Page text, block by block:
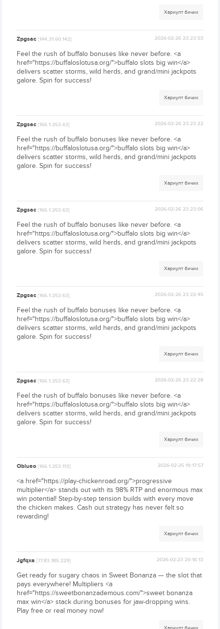
Хариулт бичих
Zpgsac[144.31.60.142] 2026-02-26 23:23:53
Feel the rush of buffalo bonuses like never before. <a
href="https://buffaloslotusa.org/">buffalo slots big win</a>
delivers scatter storms, wild herds, and grand/mini jackpots
galore. Spin for success!
Хариулт бичих
Zpgsac[166.1.253.63] 2026-02-26 23:23:22
Feel the rush of buffalo bonuses like never before. <a
href="https://buffaloslotusa.org/">buffalo slots big win</a>
delivers scatter storms, wild herds, and grand/mini jackpots
galore. Spin for success!
Хариулт бичих
Zpgsac[166.1.253.63] 2026-02-26 23:23:06
Feel the rush of buffalo bonuses like never before. <a
href="https://buffaloslotusa.org/">buffalo slots big win</a>
delivers scatter storms, wild herds, and grand/mini jackpots
galore. Spin for success!
Хариулт бичих
Zpgsac[166.1.253.63] 2026-02-26 23:22:45
Feel the rush of buffalo bonuses like never before. <a
href="https://buffaloslotusa.org/">buffalo slots big win</a>
delivers scatter storms, wild herds, and grand/mini jackpots
galore. Spin for success!
Хариулт бичих
Zpgsac[166.1.253.63] 2026-02-26 23:22:28
Feel the rush of buffalo bonuses like never before. <a
href="https://buffaloslotusa.org/">buffalo slots big win</a>
delivers scatter storms, wild herds, and grand/mini jackpots
galore. Spin for success!
Хариулт бичих
Oblueo[166.1.253.113] 2026-02-25 19:17:57
<a href="https://play-chickenroad.org/">progressive
multiplier</a> stands out with its 98% RTP and enormous max
win potential! Step-by-step tension builds with every move
the chicken makes. Cash out strategy has never felt so
rewarding!
Хариулт бичих
Jgfqxa[77.83.185.229] 2026-02-23 20:16:13
Get ready for sugary chaos in Sweet Bonanza — the slot that
pays everywhere! Multipliers <a
href="https://sweetbonanzademous.com/">sweet bonanza
max win</a> stack during bonuses for jaw-dropping wins.
Play free or real money now!